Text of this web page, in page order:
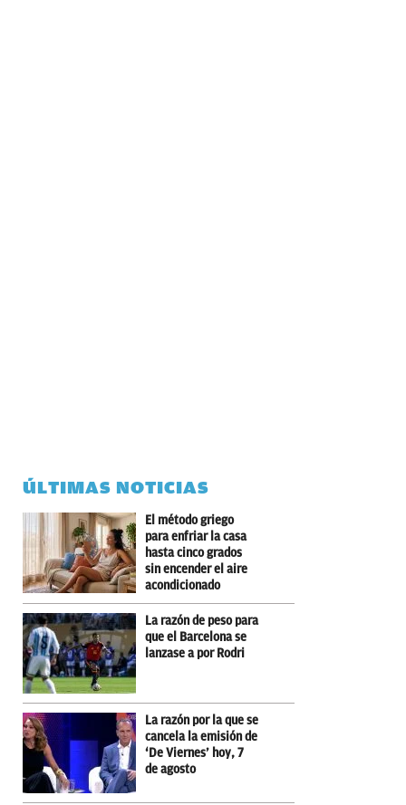
ÚLTIMAS NOTICIAS
El método griego
para enfriar la casa
hasta cinco grados
sin encender el aire
acondicionado
La razón de peso para
que el Barcelona se
lanzase a por Rodri
La razón por la que se
cancela la emisión de
‘De Viernes’ hoy, 7
de agosto